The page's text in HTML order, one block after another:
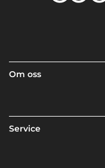
Om oss
Service